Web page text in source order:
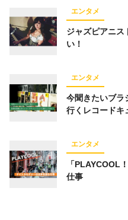
グルメ
仕事術 お笑い芸人
高屋校長
キー
エンタメ
ジャズピアニス
い！
エンタメ
今聞きたいブラ
行くレコードキ
エンタメ
「PLAYCOOL
仕事